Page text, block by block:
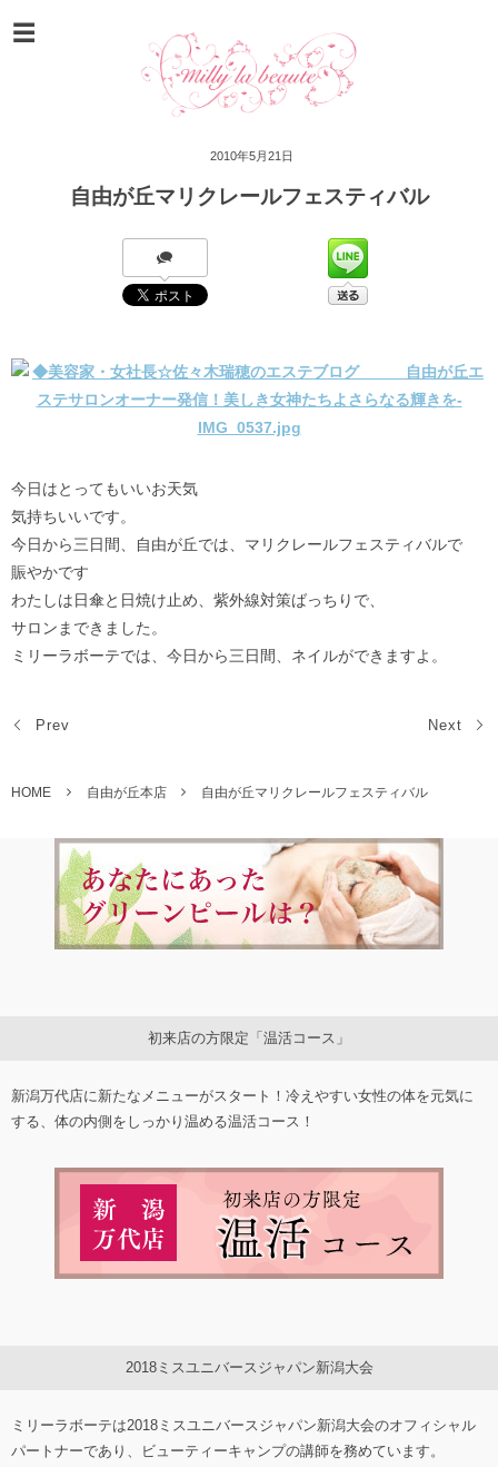
2010年5月21日
自由が丘マリクレールフェスティバル
今日はとってもいいお天気
気持ちいいです。
今日から三日間、自由が丘では、マリクレールフェスティバルで
賑やかです
わたしは日傘と日焼け止め、紫外線対策ばっちりで、
サロンまできました。
ミリーラボーテでは、今日から三日間、ネイルができますよ。
Prev Next
HOME 自由が丘本店 自由が丘マリクレールフェスティバル
初来店の方限定「温活コース」
新潟万代店に新たなメニューがスタート！冷えやすい女性の体を元気に
する、体の内側をしっかり温める温活コース！
2018ミスユニバースジャパン新潟大会
ミリーラボーテは2018ミスユニバースジャパン新潟大会のオフィシャル
パートナーであり、ビューティーキャンプの講師を務めています。